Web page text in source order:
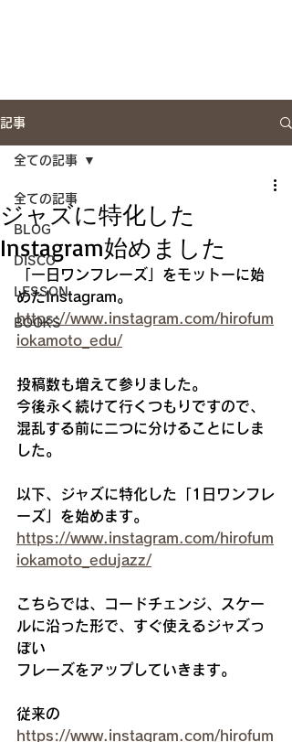
記事
全ての記事
BLOG
DISCO
LESSON
BOOKS
全ての記事
ジャズに特化した
Instagram始めました
「一日ワンフレーズ」をモットーに始
めたInstagram。
https://www.instagram.com/hirofum
iokamoto_edu/
投稿数も増えて参りました。
今後永く続けて行くつもりですので、
混乱する前に二つに分けることにしま
した。
以下、ジャズに特化した「1日ワンフレ
ーズ」を始めます。
https://www.instagram.com/hirofum
iokamoto_edujazz/
こちらでは、コードチェンジ、スケー
ルに沿った形で、すぐ使えるジャズっ
ぽい
フレーズをアップしていきます。
従来の
https://www.instagram.com/hirofum